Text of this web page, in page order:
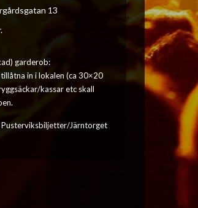
13
garderob:
in i lokalen (ca 30×20
kassar etc skall
Järntorget